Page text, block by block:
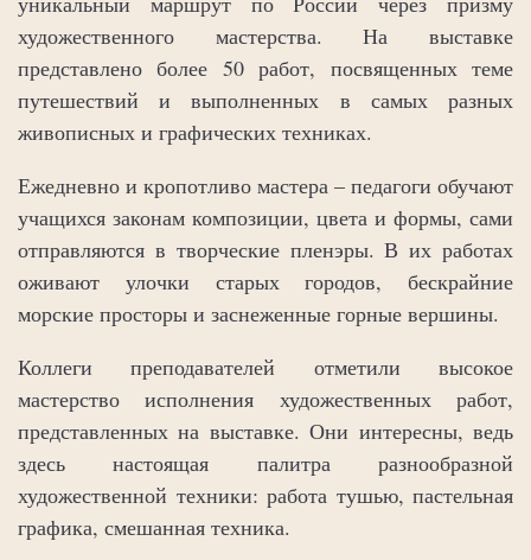
художественного мастерства. На выставке
представлено более 50 работ, посвященных теме
путешествий и выполненных в самых разных
живописных и графических техниках.
Ежедневно и кропотливо мастера – педагоги обучают
учащихся законам композиции, цвета и формы, сами
отправляются в творческие пленэры. В их работах
оживают улочки старых городов, бескрайние
морские просторы и заснеженные горные вершины.
Коллеги преподавателей отметили высокое
мастерство исполнения художественных работ,
представленных на выставке. Они интересны, ведь
здесь настоящая палитра разнообразной
художественной техники: работа тушью, пастельная
графика, смешанная техника.